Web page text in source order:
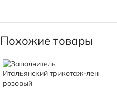
Похожие товары
Итальянский трикотаж-лен
розовый